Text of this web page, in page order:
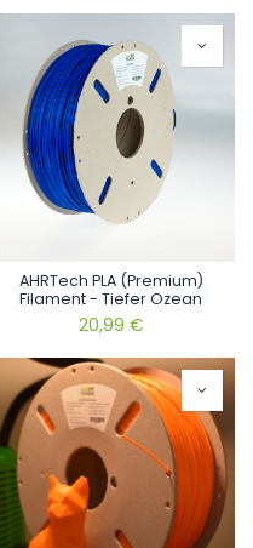
AHRTech PLA (Premium)
Filament - Tiefer Ozean
20,99 €